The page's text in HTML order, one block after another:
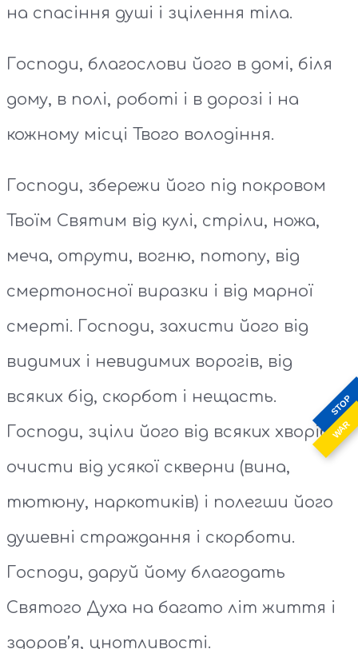
STOP
WAR
на спасіння душі і зцілення тіла.
Господи, благослови його в домі, біля
дому, в полі, роботі і в дорозі і на
кожному місці Твого володіння.
Господи, збережи його під покровом
Твоїм Святим від кулі, стріли, ножа,
меча, отрути, вогню, потопу, від
смертоносної виразки і від марної
смерті. Господи, захисти його від
видимих і невидимих ворогів, від
всяких бід, скорбот і нещасть.
Господи, зціли його від всяких хворіб,
очисти від усякої скверни (вина,
тютюну, наркотиків) і полегши його
душевні страждання і скорботи.
Господи, даруй йому благодать
Святого Духа на багато літ життя і
здоров’я, цнотливості.